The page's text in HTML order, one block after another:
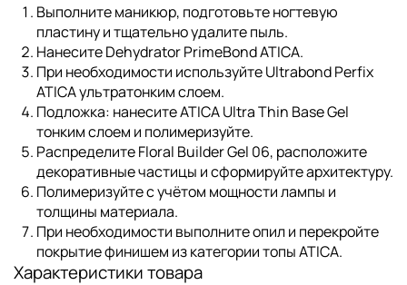
Выполните маникюр, подготовьте ногтевую
пластину и тщательно удалите пыль.
НанеситеDehydrator PrimeBond ATICA.
При необходимости используйтеUltrabond Perfix
ATICAультратонким слоем.
Подложка: нанеситеATICA Ultra Thin Base Gel
тонким слоем и полимеризуйте.
РаспределитеFloral Builder Gel 06, расположите
декоративные частицы и сформируйте архитектуру.
Полимеризуйте с учётом мощности лампы и
толщины материала.
При необходимости выполните опил и перекройте
покрытие финишем из категориитопы ATICA.
Характеристики товара